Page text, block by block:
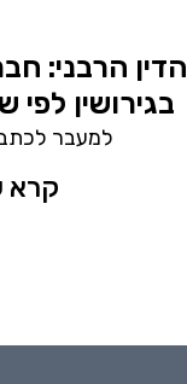
הרבני:
בגירושין לפי
למעבר
קרא